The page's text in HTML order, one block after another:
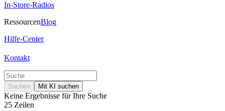
In-Store-Radios
RessourcenBlog
Hilfe-Center
Kontakt
Suchen Mit KI suchen
Keine Ergebnisse für Ihre Suche
25 Zeilen